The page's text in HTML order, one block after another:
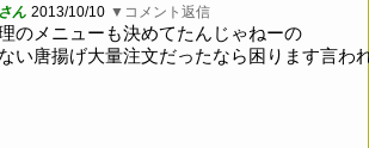
ん 2013/10/10 ▼コメント返信
のメニューも決めてたんじゃねーの
い唐揚げ大量注文だったなら困ります言わ